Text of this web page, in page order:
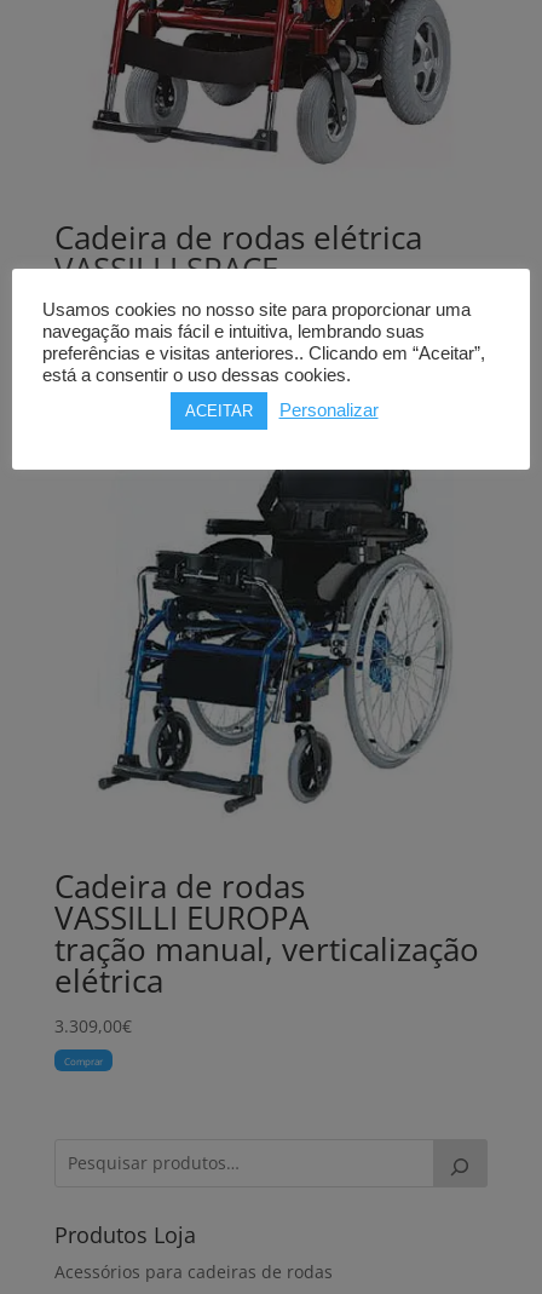
Cadeira de rodas elétrica
VASSILLI SPACE
6.120,00€
Comprar
Cadeira de rodas
VASSILLI EUROPA
tração manual, verticalização
elétrica
3.309,00€
Comprar
Produtos Loja
Acessórios para cadeiras de rodas
Usamos cookies no nosso site para proporcionar uma
navegação mais fácil e intuitiva, lembrando suas
preferências e visitas anteriores.. Clicando em “Aceitar”,
está a consentir o uso dessas cookies.
ACEITAR Personalizar